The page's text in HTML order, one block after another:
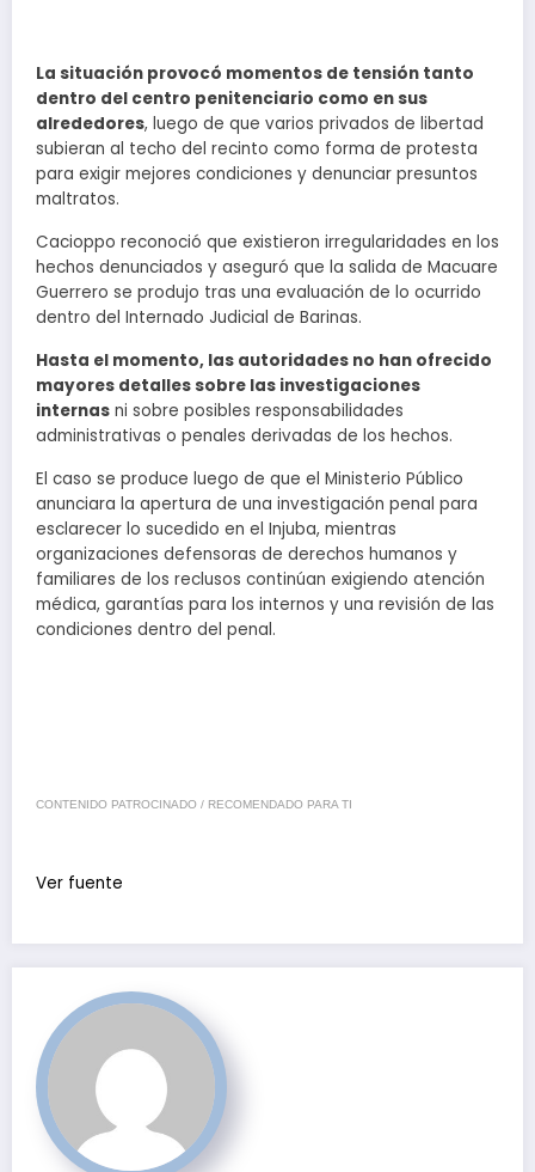
La situación provocó momentos de tensión tanto
dentro del centro penitenciario como en sus
alrededores, luego de que varios privados de libertad
subieran al techo del recinto como forma de protesta
para exigir mejores condiciones y denunciar presuntos
maltratos.
Cacioppo reconoció que existieron irregularidades en los
hechos denunciados y aseguró que la salida de Macuare
Guerrero se produjo tras una evaluación de lo ocurrido
dentro del Internado Judicial de Barinas.
Hasta el momento, las autoridades no han ofrecido
mayores detalles sobre las investigaciones
internas ni sobre posibles responsabilidades
administrativas o penales derivadas de los hechos.
El caso se produce luego de que el Ministerio Público
anunciara la apertura de una investigación penal para
esclarecer lo sucedido en el Injuba, mientras
organizaciones defensoras de derechos humanos y
familiares de los reclusos continúan exigiendo atención
médica, garantías para los internos y una revisión de las
condiciones dentro del penal.
CONTENIDO PATROCINADO / RECOMENDADO PARA TI
Ver fuente